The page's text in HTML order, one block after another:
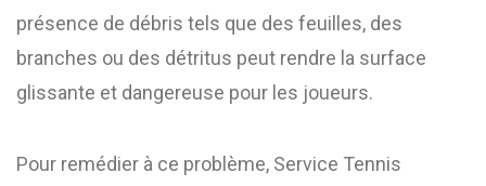
présence de débris tels que des feuilles, des
branches ou des détritus peut rendre la surface
glissante et dangereuse pour les joueurs.
Pour remédier à ce problème, Service Tennis